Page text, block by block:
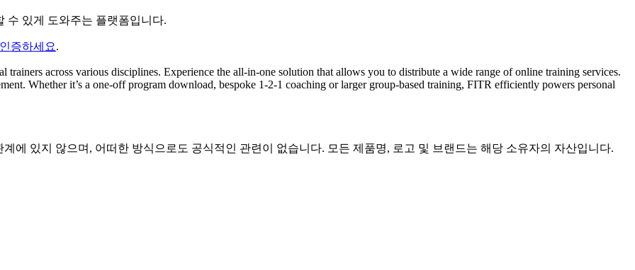
수 있게 도와주는 플랫폼입니다.
증하세요.
across various disciplines. Experience the all-in-one solution that allows you to distribute a wide range of online training services.
Whether it’s a one-off program download, bespoke 1-2-1 coaching or larger group-based training, FITR efficiently powers personal
계에 있지 않으며, 어떠한 방식으로도 공식적인 관련이 없습니다. 모든 제품명, 로고 및 브랜드는 해당 소유자의 자산입니다.